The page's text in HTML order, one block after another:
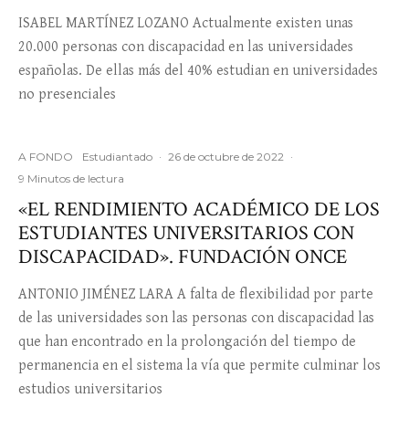
ISABEL MARTÍNEZ LOZANO Actualmente existen unas
20.000 personas con discapacidad en las universidades
españolas. De ellas más del 40% estudian en universidades
no presenciales
A FONDO Estudiantado · 26 de octubre de 2022 ·
9 Minutos de lectura
«EL RENDIMIENTO ACADÉMICO DE LOS
ESTUDIANTES UNIVERSITARIOS CON
DISCAPACIDAD». FUNDACIÓN ONCE
ANTONIO JIMÉNEZ LARA A falta de flexibilidad por parte
de las universidades son las personas con discapacidad las
que han encontrado en la prolongación del tiempo de
permanencia en el sistema la vía que permite culminar los
estudios universitarios